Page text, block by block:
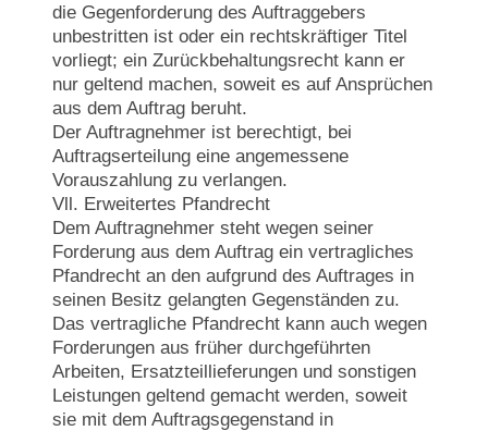
die Gegenforderung des Auftraggebers
unbestritten ist oder ein rechtskräftiger Titel
vorliegt; ein Zurückbehaltungsrecht kann er
nur geltend machen, soweit es auf Ansprüchen
aus dem Auftrag beruht.
Der Auftragnehmer ist berechtigt, bei
Auftragserteilung eine angemessene
Vorauszahlung zu verlangen.
Vll. Erweitertes Pfandrecht
Dem Auftragnehmer steht wegen seiner
Forderung aus dem Auftrag ein vertragliches
Pfandrecht an den aufgrund des Auftrages in
seinen Besitz gelangten Gegenständen zu.
Das vertragliche Pfandrecht kann auch wegen
Forderungen aus früher durchgeführten
Arbeiten, Ersatzteillieferungen und sonstigen
Leistungen geltend gemacht werden, soweit
sie mit dem Auftragsgegenstand in